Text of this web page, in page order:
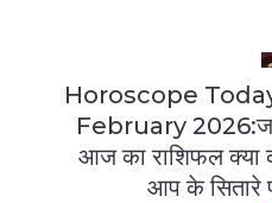
Horoscope
February
आज का राशिफल क्या
आप के सितारे